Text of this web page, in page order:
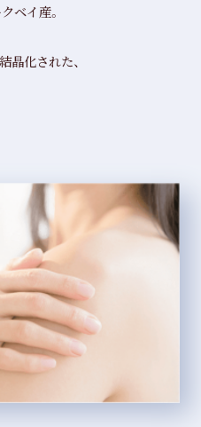
ベイ産。
晶化された、